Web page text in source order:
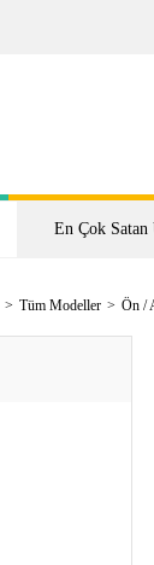
En Çok
Tüm Modeller Ön /